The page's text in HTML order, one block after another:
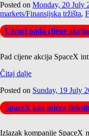
Posted on Monday, 20 July
markets/Finansijska tržišta,
Uzroci pada cijene
Pad cijene akcija SpaceX
Čitaj dalje
Posted on Sunday, 19 July
SpaceX kao mjera
Izlazak kompanije SpaceX